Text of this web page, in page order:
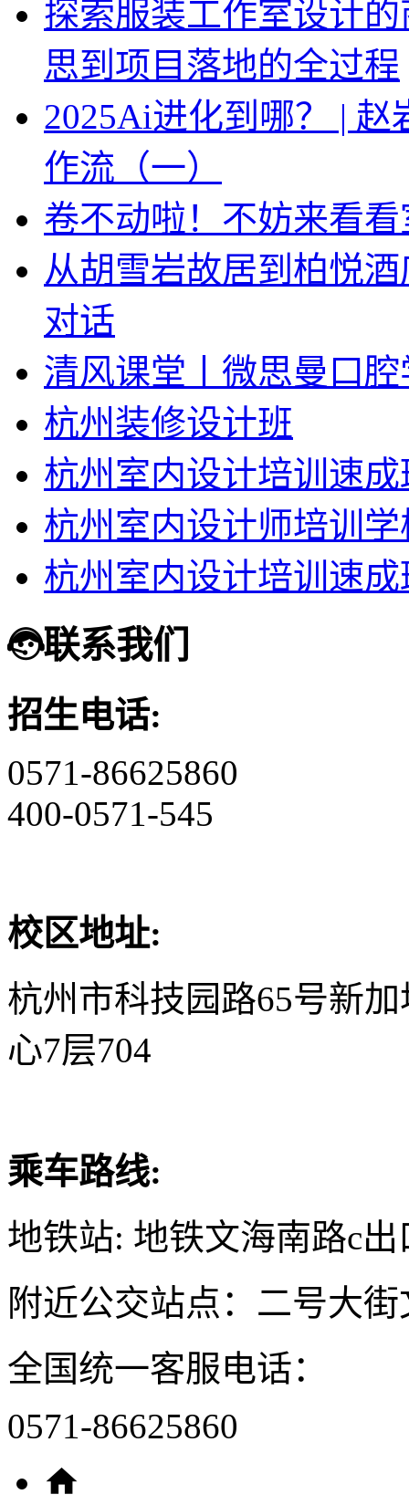
探索服装工作室设计
思到项目落地的全过程
2025Ai进化到哪？ |
作流（一）
卷不动啦！不妨来看
从胡雪岩故居到柏悦
对话
清风课堂丨微思曼口
杭州装修设计班
杭州室内设计培训速成
杭州室内设计师培训
杭州室内设计培训速成
联系我们
招生电话:
0571-86625860
400-0571-545
校区地址:
杭州市科技园路65号新
心7层704
乘车路线:
地铁站: 地铁文海南路c出
附近公交站点：二号大
全国统一客服电话：
0571-86625860